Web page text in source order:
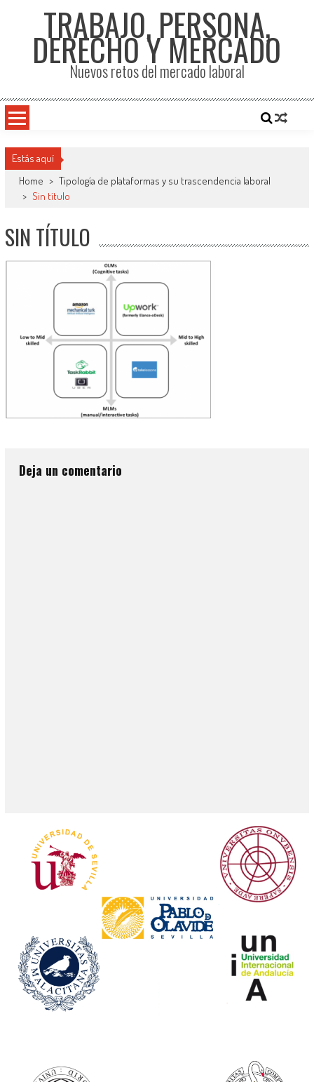
TRABAJO, PERSONA,
DERECHO Y MERCADO
Nuevos retos del mercado laboral
Estás aquí
Home > Tipología de plataformas y su trascendencia laboral
> Sin título
SIN TÍTULO
Deja un comentario